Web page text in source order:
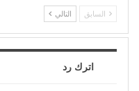
السابق التالي
اترك رد